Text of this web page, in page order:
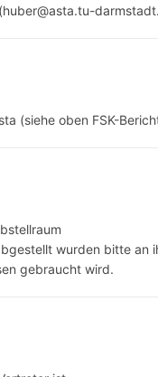
(siehe oben FSK-
wurden bitte an
gebraucht wird.